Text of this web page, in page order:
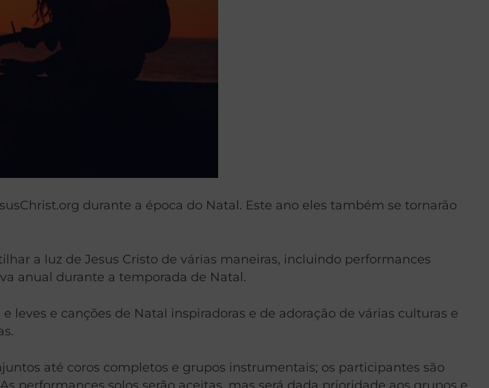
durante a época do Natal. Este ano eles também se tornarão
a luz de Jesus Cristo de várias maneiras, incluindo performances
anual durante a temporada de Natal.
e canções de Natal inspiradoras e de adoração de várias culturas e
até coros completos e grupos instrumentais; os participantes são
performances solos serão aceitas, mas será dada prioridade aos grupos e